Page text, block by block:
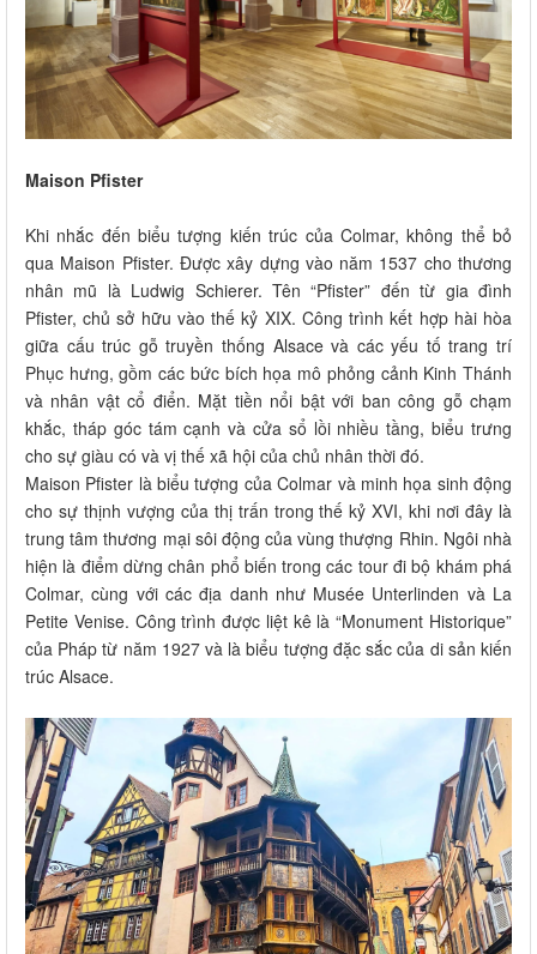
Maison Pfister
Khi nhắc đến biểu tượng kiến trúc của Colmar, không thể bỏ
qua Maison Pfister. Được xây dựng vào năm 1537 cho thương
nhân mũ là Ludwig Schierer. Tên “Pfister” đến từ gia đình
Pfister, chủ sở hữu vào thế kỷ XIX. Công trình kết hợp hài hòa
giữa cấu trúc gỗ truyền thống Alsace và các yếu tố trang trí
Phục hưng, gồm các bức bích họa mô phỏng cảnh Kinh Thánh
và nhân vật cổ điển. Mặt tiền nổi bật với ban công gỗ chạm
khắc, tháp góc tám cạnh và cửa sổ lồi nhiều tầng, biểu trưng
cho sự giàu có và vị thế xã hội của chủ nhân thời đó.
Maison Pfister là biểu tượng của Colmar và minh họa sinh động
cho sự thịnh vượng của thị trấn trong thế kỷ XVI, khi nơi đây là
trung tâm thương mại sôi động của vùng thượng Rhin. Ngôi nhà
hiện là điểm dừng chân phổ biến trong các tour đi bộ khám phá
Colmar, cùng với các địa danh như Musée Unterlinden và La
Petite Venise. Công trình được liệt kê là “Monument Historique”
của Pháp từ năm 1927 và là biểu tượng đặc sắc của di sản kiến
trúc Alsace.